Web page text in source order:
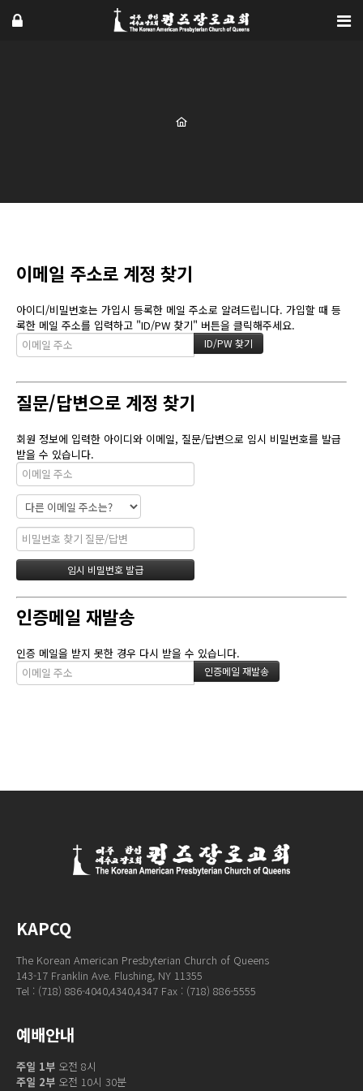
이메일 주소로 계정 찾기
아이디/비밀번호는 가입시 등록한 메일 주소로 알려드립니다. 가입할 때 등
록한 메일 주소를 입력하고 "ID/PW 찾기" 버튼을 클릭해주세요.
질문/답변으로 계정 찾기
회원 정보에 입력한 아이디와 이메일, 질문/답변으로 임시 비밀번호를 발급
받을 수 있습니다.
인증메일 재발송
인증 메일을 받지 못한 경우 다시 받을 수 있습니다.
KAPCQ
The Korean American Presbyterian Church of Queens
143-17 Franklin Ave. Flushing, NY 11355
Tel : (718) 886-4040,4340,4347 Fax : (718) 886-5555
예배안내
주일 1부 오전 8시
주일 2부 오전 10시 30분